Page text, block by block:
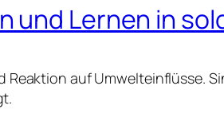
und Lernen in
auf Umwelteinflüsse.